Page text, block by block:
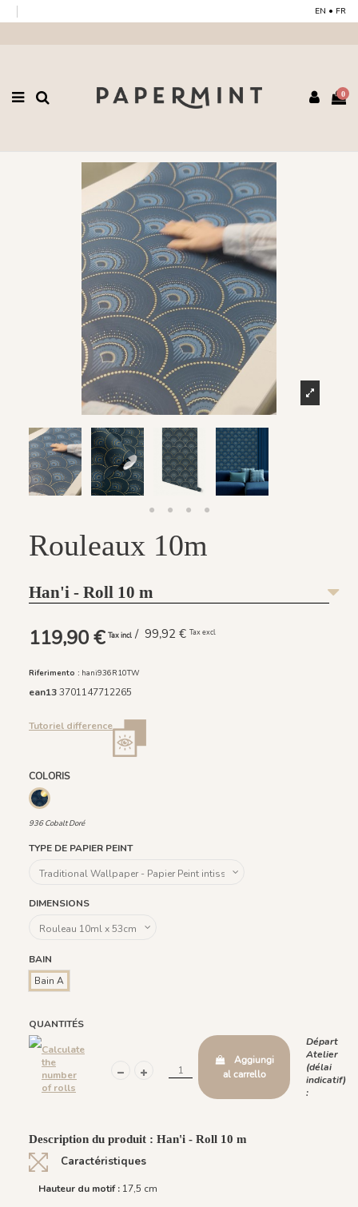
EN • FR
0
Rouleaux 10m
Han'i - Roll 10 m
119,90 €Tax incl / 99,92 € Tax excl
Riferimento : hani936R10TW
ean133701147712265
Tutoriel difference
COLORIS
936 Cobalt Doré
936 Cobalt Doré
TYPE DE PAPIER PEINT
DIMENSIONS
BAIN
Bain A
QUANTITÉS
Calculate
the
number
of rolls
Aggiungi
al carrello
Départ
Atelier
(délai
indicatif)
:
Description du produit : Han'i - Roll 10 m
Caractéristiques
Hauteur du motif : 17,5 cm